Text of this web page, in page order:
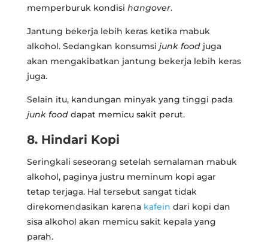
memperburuk kondisi hangover.
Jantung bekerja lebih keras ketika mabuk
alkohol. Sedangkan konsumsi junk foodjuga
akan mengakibatkan jantung bekerja lebih keras
juga.
Selain itu, kandungan minyak yang tinggi pada
junk fooddapat memicu sakit perut.
8. Hindari Kopi
Seringkali seseorang setelah semalaman mabuk
alkohol, paginya justru meminum kopi agar
tetap terjaga. Hal tersebut sangat tidak
direkomendasikan karena kafein dari kopi dan
sisa alkohol akan memicu sakit kepala yang
parah.